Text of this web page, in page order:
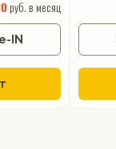
руб. в месяц
IN